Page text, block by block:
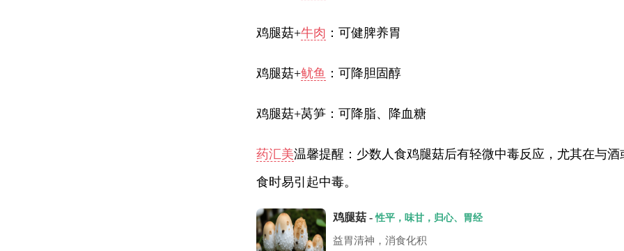
鸡腿菇+牛肉 ：可健脾养胃
鸡腿菇+鱿鱼 ：可降胆固醇
鸡腿菇+莴笋：可降脂、降血糖
药汇美温馨提醒：少数人食鸡腿菇后有轻微中毒反应，尤其在与酒
食时易引起中毒。
鸡腿菇 -性平，味甘，归心、胃经
益胃清神，消食化积